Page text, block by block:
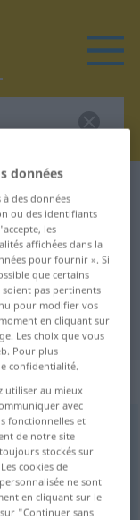
kontrastieren
de
Verb
la traduction)
données
des données
ou des identifiants
les
affichées dans la
pour fournir ». Si
que certains
pas pertinents
pour modifier vos
en cliquant sur
Les choix que vous
Pour plus
confidentialité.
utiliser au mieux
avec
fonctionnelles et
de notre site
stockés sur
cookies de
ne sont
en cliquant sur le
"Continuer sans